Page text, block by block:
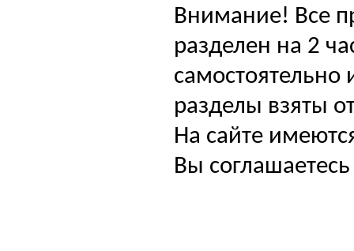
Внимание! Все
разделен на 2
самостоятельно
разделы взяты
На сайте
Вы